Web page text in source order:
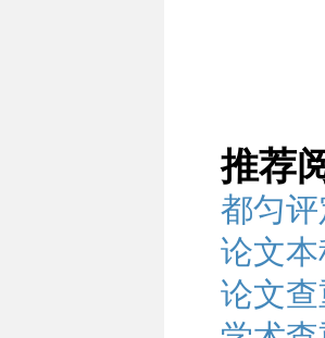
推荐
都匀
论文
论文